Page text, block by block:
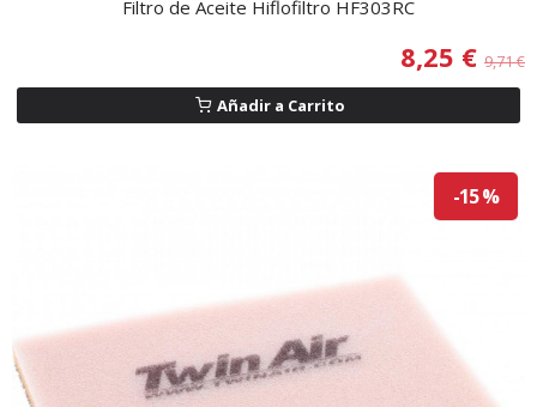
Filtro de Aceite Hiflofiltro HF303RC
8,25 € 9,71 €
Añadir a Carrito
-15 %